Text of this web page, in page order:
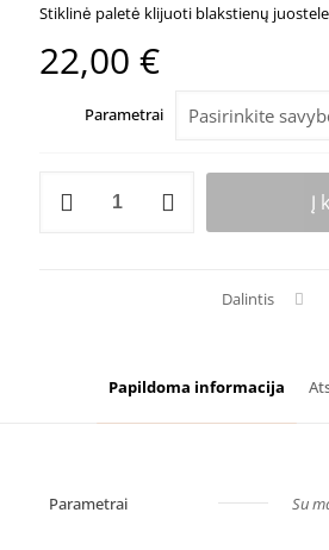
Stiklinė paletė klijuoti blakstienų
22,00 €
Parametrai
Į
Dalintis
Papildoma informacija
Parametrai Su